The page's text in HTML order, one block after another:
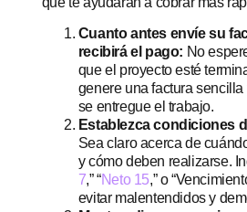
Cuanto antes envíe su
recibirá el pago: No
que el proyecto esté
genere una factura
se entregue el trabajo.
Establezca condiciones
Sea claro acerca de
y cómo deben realizarse.
7,” “Neto 15,” o
evitar malentendidos y